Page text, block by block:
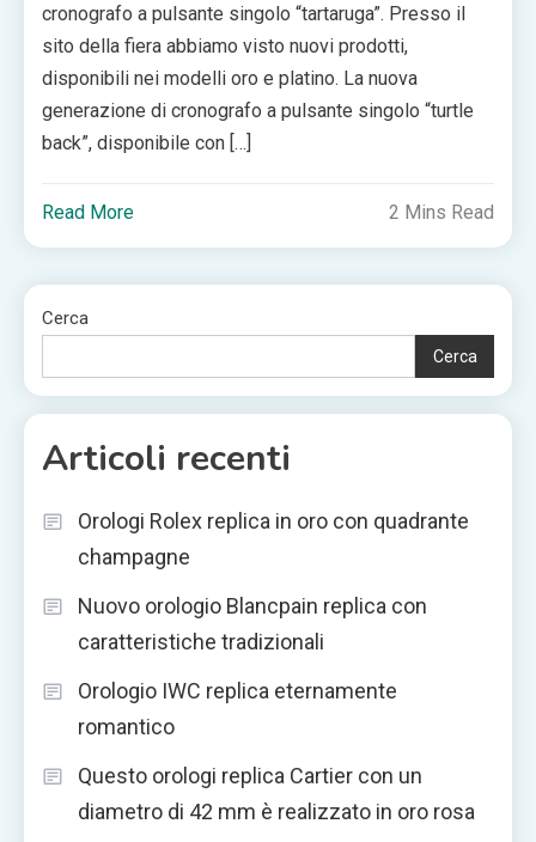
cronografo a pulsante singolo “tartaruga”. Presso il
sito della fiera abbiamo visto nuovi prodotti,
disponibili nei modelli oro e platino. La nuova
generazione di cronografo a pulsante singolo “turtle
back”, disponibile con […]
Read More 2 Mins Read
Cerca
Cerca
Articoli recenti
Orologi Rolex replica in oro con quadrante
champagne
Nuovo orologio Blancpain replica con
caratteristiche tradizionali
Orologio IWC replica eternamente
romantico
Questo orologi replica Cartier con un
diametro di 42 mm è realizzato in oro rosa